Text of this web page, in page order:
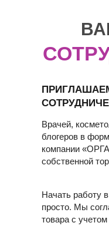
Врачей,
блогеров в
компании
собственной
Начать работу
просто. Мы
товара с учетом